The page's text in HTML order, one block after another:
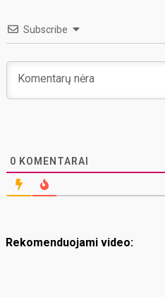
Subscribe
0 KOMENTARAI
Rekomenduojami video: